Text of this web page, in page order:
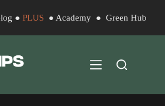
● PLUS● Academy● Green Hub